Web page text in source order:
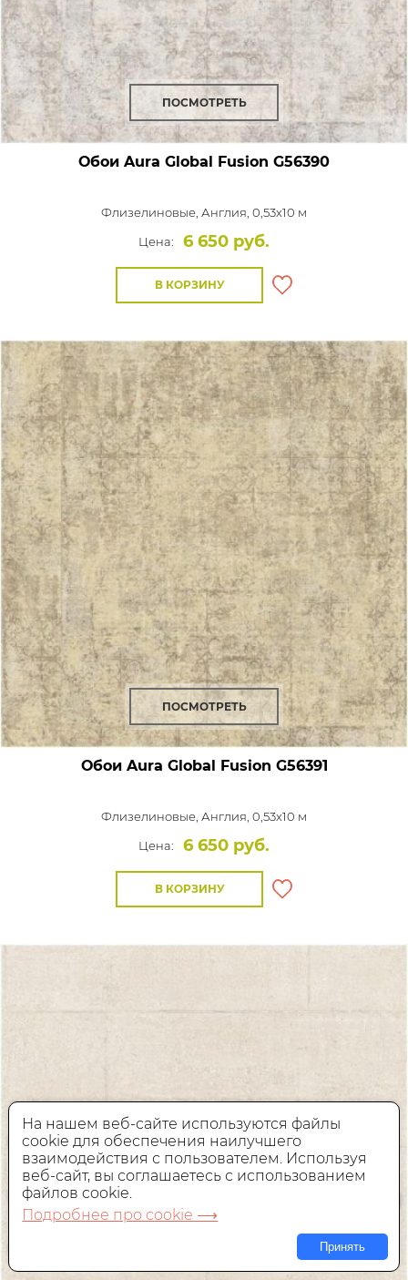
ПОСМОТРЕТЬ
Обои Aura Global Fusion G56390
Флизелиновые, Англия, 0,53x10 м
Цена:
6 650 руб.
В КОРЗИНУ
ПОСМОТРЕТЬ
Обои Aura Global Fusion G56391
Флизелиновые, Англия, 0,53x10 м
Цена:
6 650 руб.
В КОРЗИНУ
На нашем веб-сайте используются файлы
cookie для обеспечения наилучшего
взаимодействия с пользователем. Используя
веб-сайт, вы соглашаетесь с использованием
файлов cookie.
Подробнее про cookie ⟶
Принять